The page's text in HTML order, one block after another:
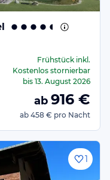
Frühstückinkl.
Kostenlos stornierbar
bis 13. August 2026
ab 916 €
ab 458 € pro Nacht
1